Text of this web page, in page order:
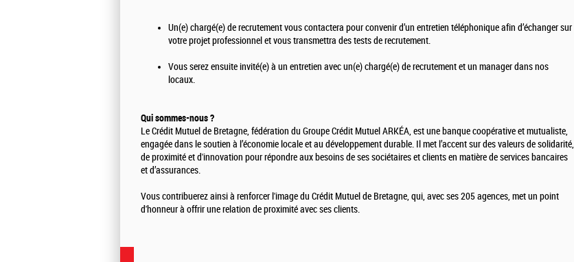
Un(e) chargé(e) de recrutement vous contactera pour convenir d’un entretien téléphonique afin d’échanger sur
votre projet professionnel et vous transmettra des tests de recrutement.
Vous serez ensuite invité(e) à un entretien avec un(e) chargé(e) de recrutement et un manager dans nos
locaux.
Qui sommes-nous ?
Le Crédit Mutuel de Bretagne, fédération du Groupe Crédit Mutuel ARKÉA, est une banque coopérative et mutualiste,
engagée dans le soutien à l’économie locale et au développement durable. Il met l’accent sur des valeurs de solidarité,
de proximité et d'innovation pour répondre aux besoins de ses sociétaires et clients en matière de services bancaires
et d’assurances.
Vous contribuerez ainsi à renforcer l'image du Crédit Mutuel de Bretagne, qui, avec ses 205 agences, met un point
d'honneur à offrir une relation de proximité avec ses clients.